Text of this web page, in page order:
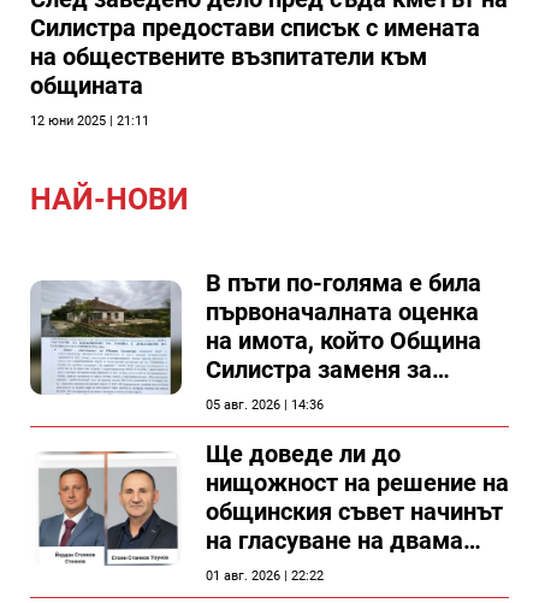
Силистра предостави списък с имената
на обществените възпитатели към
общината
12 юни 2025 | 21:11
НАЙ-НОВИ
В пъти по-голяма е била
първоначалната оценка
на имота, който Община
Силистра заменя за
спирка, показват
документи
05 авг. 2026 | 14:36
Ще доведе ли до
нищожност на решение на
общинския съвет начинът
на гласуване на двама
съветници в Силистра?
01 авг. 2026 | 22:22